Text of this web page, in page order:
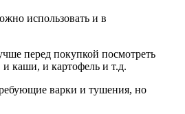
использовать и в
перед покупкой посмотреть
каши, и картофель и т.д.
варки и тушения, но